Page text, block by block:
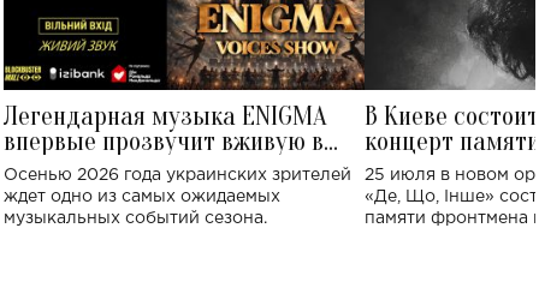
Легендарная музыка ENIGMA
впервые прозвучит вживую в
Украине: где состоится концерт
Осенью 2026 года украинских зрителей
ждет одно из самых ожидаемых
музыкальных событий сезона.
В Киеве
концерт
Клименко:
исполнят песни
25 июля в новом
«Де, Що, Інше»
памяти фронтмена